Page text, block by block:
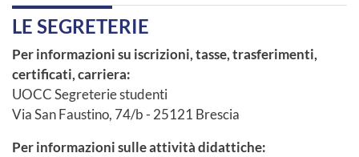
LE SEGRETERIE
Per informazioni su iscrizioni, tasse, trasferimenti,
certificati, carriera:
UOCC Segreterie studenti
Via San Faustino, 74/b - 25121 Brescia
Per informazioni sulle attività didattiche: